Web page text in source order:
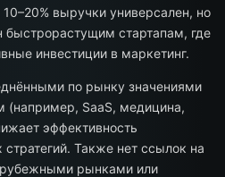
выручки универсален, но
быстрорастущим стартапам, где
инвестиции в маркетинг.
по рынку значениями
(например, SaaS, медицина,
эффективность
Также нет ссылок на
рынками или